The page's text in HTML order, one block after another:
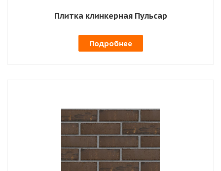
Плитка клинкерная Пульсар
Подробнее